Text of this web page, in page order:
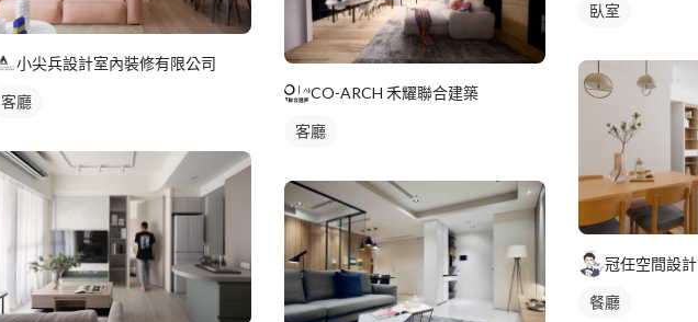
小尖兵設計室內裝修有限公司
客廳
CO-ARCH 禾耀聯合建築
客廳
臥室
冠任空間設計
餐廳